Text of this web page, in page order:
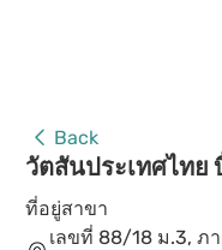
Back
วัตสันประเทศไทย
ที่อยู่สาขา
เลขที่ 88/18 ม.3, ภ